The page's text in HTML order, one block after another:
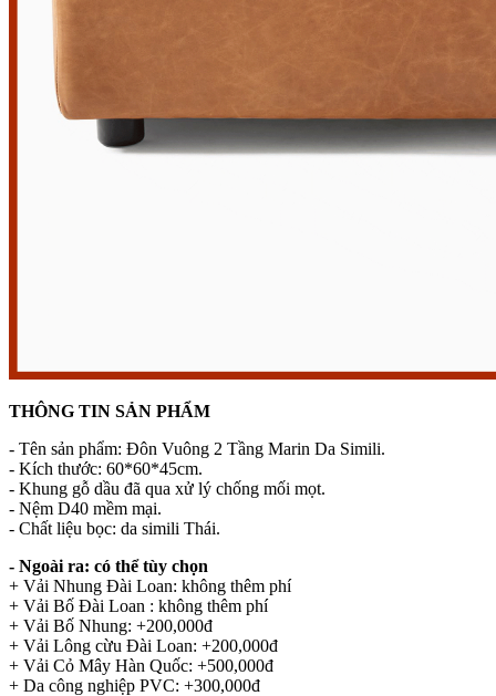
THÔNG TIN SẢN PHẨM
- Tên sản phẩm: Đôn Vuông 2 Tầng Marin Da Simili.
- Kích thước: 60*60*45cm.
- Khung gỗ dầu đã qua xử lý chống mối mọt.
- Nệm D40 mềm mại.
- Chất liệu bọc: da simili Thái.
- Ngoài ra: có thể tùy chọn
+ Vải Nhung Đài Loan: không thêm phí
+ Vải Bố Đài Loan : không thêm phí
+ Vải Bố Nhung: +200,000đ
+ Vải Lông cừu Đài Loan: +200,000đ
+ Vải Cỏ Mây Hàn Quốc: +500,000đ
+ Da công nghiệp PVC: +300,000đ